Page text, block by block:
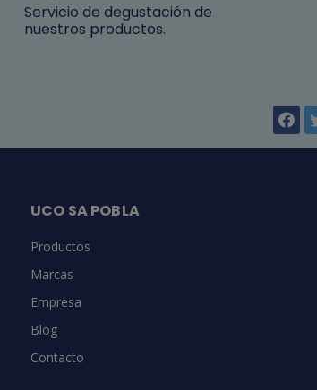
Servicio de degustación de
nuestros productos.
UCO SA POBLA
Productos
Marcas
Empresa
Blog
Contacto